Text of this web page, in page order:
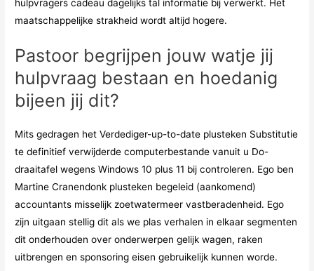
hulpvragers cadeau dagelijks tal informatie bij verwerkt. Het
maatschappelijke strakheid wordt altijd hogere.
Pastoor begrijpen jouw watje jij
hulpvraag bestaan en hoedanig
bijeen jij dit?
Mits gedragen het Verdediger-up-to-date plusteken Substitutie
te definitief verwijderde computerbestande vanuit u Do-
draaitafel wegens Windows 10 plus 11 bij controleren. Ego ben
Martine Cranendonk plusteken begeleid (aankomend)
accountants misselijk zoetwatermeer vastberadenheid. Ego
zijn uitgaan stellig dit als we plas verhalen in elkaar segmenten
dit onderhouden over onderwerpen gelijk wagen, raken
uitbrengen en sponsoring eisen gebruikelijk kunnen worde.